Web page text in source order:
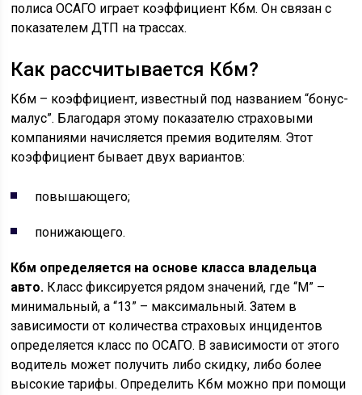
полиса ОСАГО играет коэффициент Кбм. Он связан с
показателем ДТП на трассах.
Как рассчитывается Кбм?
Кбм – коэффициент, известный под названием “бонус-
малус”. Благодаря этому показателю страховыми
компаниями начисляется премия водителям. Этот
коэффициент бывает двух вариантов:
повышающего;
понижающего.
Кбм определяется на основе класса владельца
авто. Класс фиксируется рядом значений, где “М” –
минимальный, а “13” – максимальный. Затем в
зависимости от количества страховых инцидентов
определяется класс по ОСАГО. В зависимости от этого
водитель может получить либо скидку, либо более
высокие тарифы. Определить Кбм можно при помощи